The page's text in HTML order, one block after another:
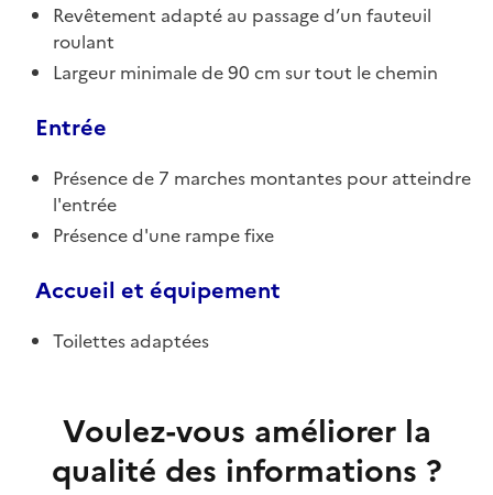
Revêtement adapté au passage d’un fauteuil
roulant
Largeur minimale de 90 cm sur tout le chemin
Entrée
Présence de 7 marches montantes pour atteindre
l'entrée
Présence d'une rampe fixe
Accueil et équipement
Toilettes adaptées
Voulez-vous améliorer la
qualité des informations ?